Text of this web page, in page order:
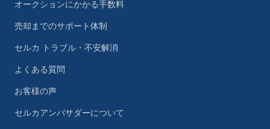
オークションにかかる手数料
売却までのサポート体制
セルカ トラブル・不安解消
よくある質問
お客様の声
セルカアンバサダーについて